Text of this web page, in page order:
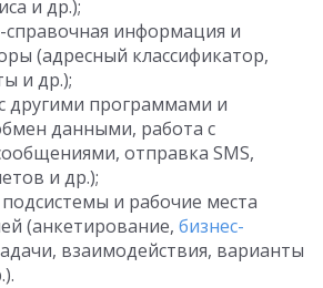
и др.);
информация и
(адресный классификатор,
и др.);
другими программами и
данными, работа с
отправка SMS,
и др.);
и рабочие места
(анкетирование, бизнес-
взаимодействия, варианты